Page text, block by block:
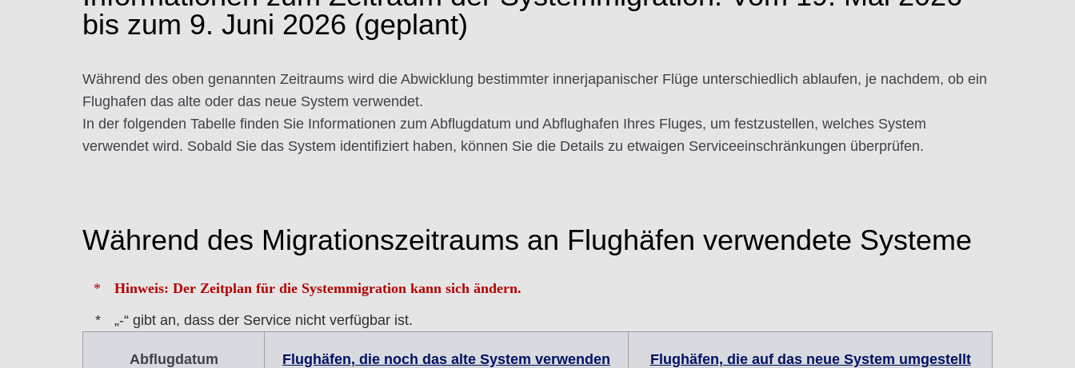
bis zum 9. Juni 2026 (geplant)
Während des oben genannten Zeitraums wird die Abwicklung bestimmter innerjapanischer Flüge unterschiedlich ablaufen, je nachdem, ob ein
Flughafen das alte oder das neue System verwendet.
In der folgenden Tabelle finden Sie Informationen zum Abflugdatum und Abflughafen Ihres Fluges, um festzustellen, welches System
verwendet wird. Sobald Sie das System identifiziert haben, können Sie die Details zu etwaigen Serviceeinschränkungen überprüfen.
Während des Migrationszeitraums an Flughäfen verwendete Systeme
Hinweis: Der Zeitplan für die Systemmigration kann sich ändern.
„-“ gibt an, dass der Service nicht verfügbar ist.
Abflugdatum
Flughäfen, die noch das alte System verwenden
Flughäfen, die auf das neue System umgestellt